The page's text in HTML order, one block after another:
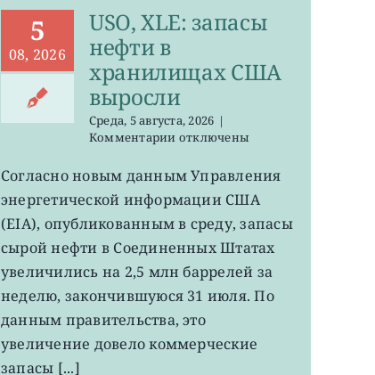
5
08, 2026
USO, XLE: запасы
нефти в
хранилищах США
выросли
Среда, 5 августа, 2026 |
Комментариик
USO,
запасы
нефти
хранилищах
США
выросли
отключены
Согласно новым данным Управления
энергетической информации США
(EIA), опубликованным в среду, запасы
сырой нефти в Соединенных Штатах
увеличились на 2,5 млн баррелей за
неделю, закончившуюся 31 июля. По
данным правительства, это
увеличение довело коммерческие
запасы [...]